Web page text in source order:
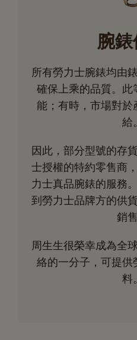
腕
所有勞力士腕錶均由
確保上乘的品質。此
能；有時，市場對
給。
因此，部分型號的存
士授權的特約零售商
力士真品腕錶的服務
到勞力士品牌方的供
銷售
周生生很榮幸成為全
絡的一分子，可提供
料。